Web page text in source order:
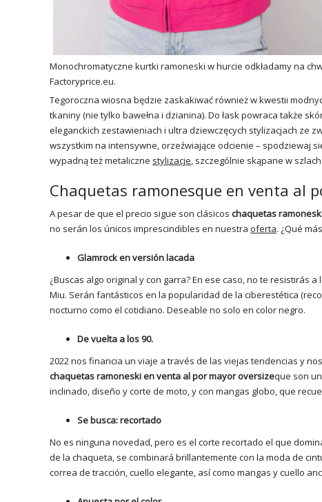
Monochromatyczne kurtki ramoneski w hurcie odkładamy na
Factoryprice.eu.
Tegoroczna wiosna będzie zaskakiwać również w kwestii
tkaniny (nie tylko bawełna i dzianina). Do łask powraca także
eleganckich zestawieniach i ultra dziewczęcych stylizacjach ze
wszystkim na intensywne, orzeźwiające odcienie – spodziewaj
wypadną też metaliczne stylizacje , szczególnie skąpane w
Chaquetas ramonesque en venta al
A pesar de que el precio sigue son clásicos chaquetas
no serán los únicos imprescindibles en nuestra oferta. ¿Qué
Glamrock en versión lacada
¿Buscas algo original y con garra? En ese caso, no te
Miu. Serán fantásticos en la popularidad de la ciberestética
nocturno como el cotidiano. Deseable no solo en color negro.
De vuelta a los 90.
2022 nos financia un viaje a través de las viejas tendencias y
chaquetas ramoneski en venta al por mayor oversizeque son
inclinado, diseño y corte de moto, y con mangas globo, que
Se busca: recortado
No es ninguna novedad, pero es el corte recortado el que
de la chaqueta, se combinará brillantemente con la moda de
correa de tracción, cuello elegante, así como mangas y cuello